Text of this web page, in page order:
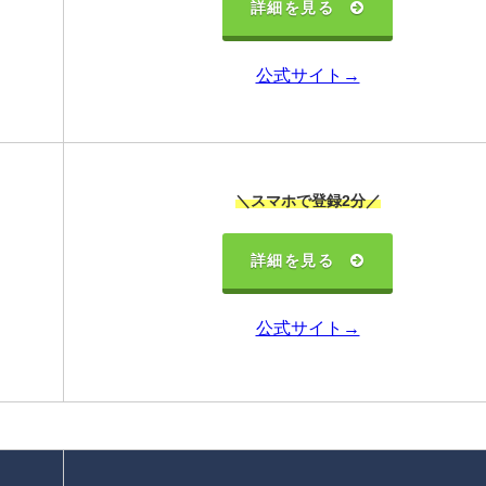
詳細を見る
公式サイト→
＼スマホで登録2分／
詳細を見る
公式サイト→